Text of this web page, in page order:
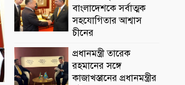
বাংলাদেশকে সর্বাত্মক
সহযোগিতার আশ্বাস
চীনের
প্রধানমন্ত্রী তারেক
রহমানের সঙ্গে
কাজাখস্তানের প্রধানমন্ত্রীর